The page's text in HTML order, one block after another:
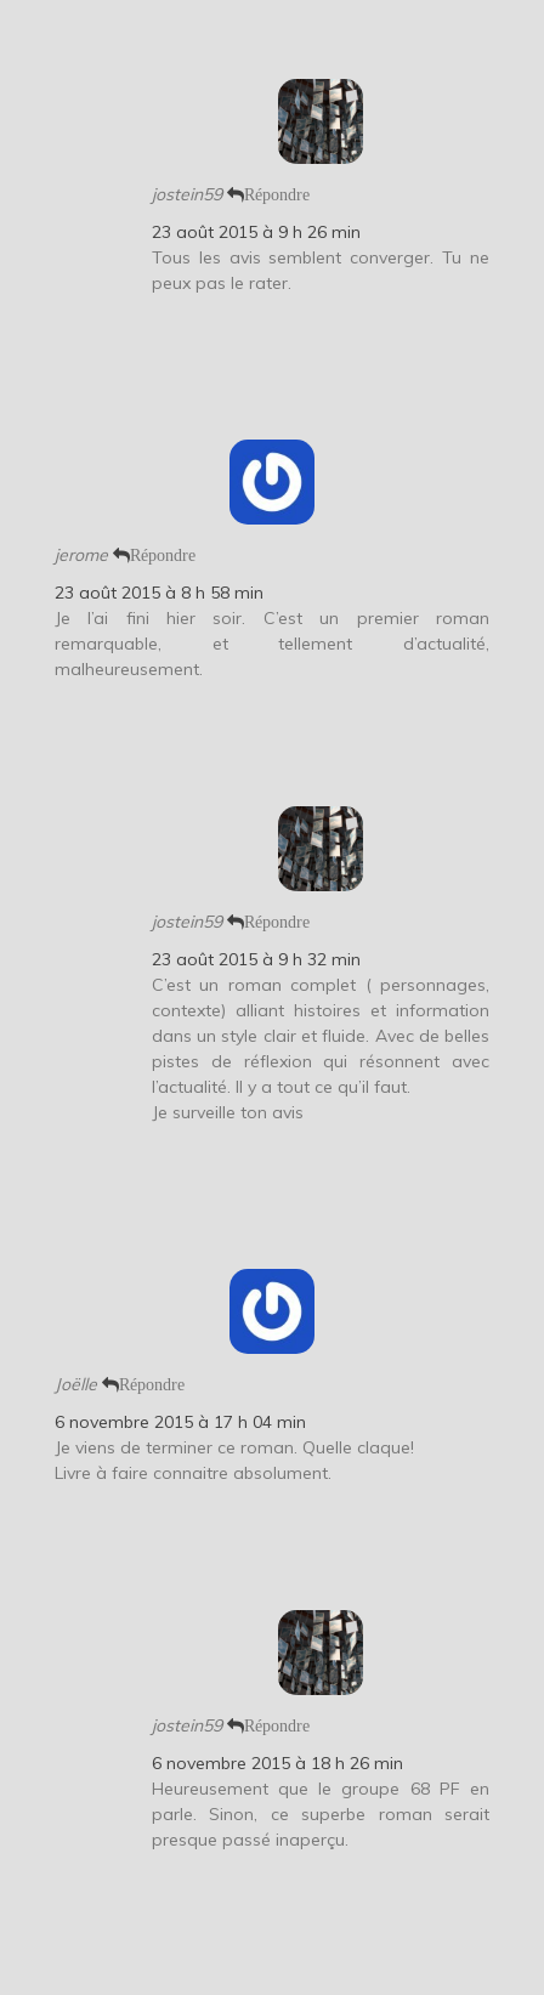
jostein59 Répondre
23 août 2015 à 9 h 26 min
Tous les avis semblent converger. Tu ne
peux pas le rater.
jerome Répondre
23 août 2015 à 8 h 58 min
Je l’ai fini hier soir. C’est un premier roman
remarquable, et tellement d’actualité,
malheureusement.
jostein59 Répondre
23 août 2015 à 9 h 32 min
C’est un roman complet ( personnages,
contexte) alliant histoires et information
dans un style clair et fluide. Avec de belles
pistes de réflexion qui résonnent avec
l’actualité. Il y a tout ce qu’il faut.
Je surveille ton avis
Joëlle Répondre
6 novembre 2015 à 17 h 04 min
Je viens de terminer ce roman. Quelle claque!
Livre à faire connaitre absolument.
jostein59 Répondre
6 novembre 2015 à 18 h 26 min
Heureusement que le groupe 68 PF en
parle. Sinon, ce superbe roman serait
presque passé inaperçu.